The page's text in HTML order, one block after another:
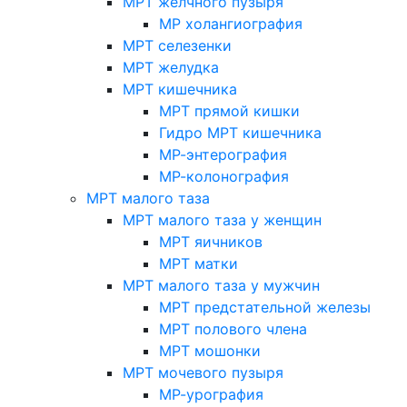
МР холангиография
МРТ селезенки
МРТ желудка
МРТ кишечника
МРТ прямой кишки
Гидро МРТ кишечника
МР-энтерография
МР-колонография
МРТ малого таза
МРТ малого таза у женщин
МРТ яичников
МРТ матки
МРТ малого таза у мужчин
МРТ предстательной железы
МРТ полового члена
МРТ мошонки
МРТ мочевого пузыря
МР-урография